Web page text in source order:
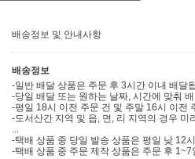
배송정보 및 안내사항
배송정보
-일반 배달 상품은 주문 후 3시간 이내 배달
-당일 배달 또는 원하는 날짜, 시간에 맞춰 배
-평일 18시 이전 주문 건 및 주말 16시 이전
-도서산간 지역 및 읍, 면, 리 지역의 경우 미
-택배 상품 중 당일 발송 상품은 평일 낮 12
-택배 상품 중 주문 제작 상품은 주문 후 1~7